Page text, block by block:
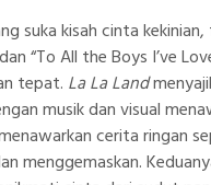
suka kisah cinta
dan“To All the Boys I’ve
tepat. La La Land
musik dan visual
cerita ringan
menggemaskan.